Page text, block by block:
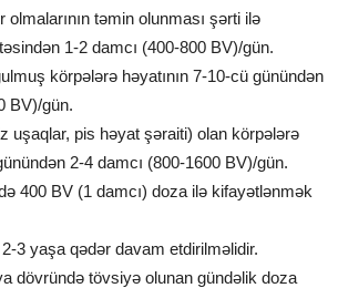
təmin olunması şərti ilə
1-2 damcı (400-800 BV)/gün.
körpələrə həyatının 7-10-cü günündən
BV)/gün.
uşaqlar, pis həyat şəraiti) olan körpələrə
2-4 damcı (800-1600 BV)/gün.
400 BV (1 damcı) doza ilə kifayətlənmək
3 yaşa qədər davam etdirilməlidir.
dövründə tövsiyə olunan gündəlik doza